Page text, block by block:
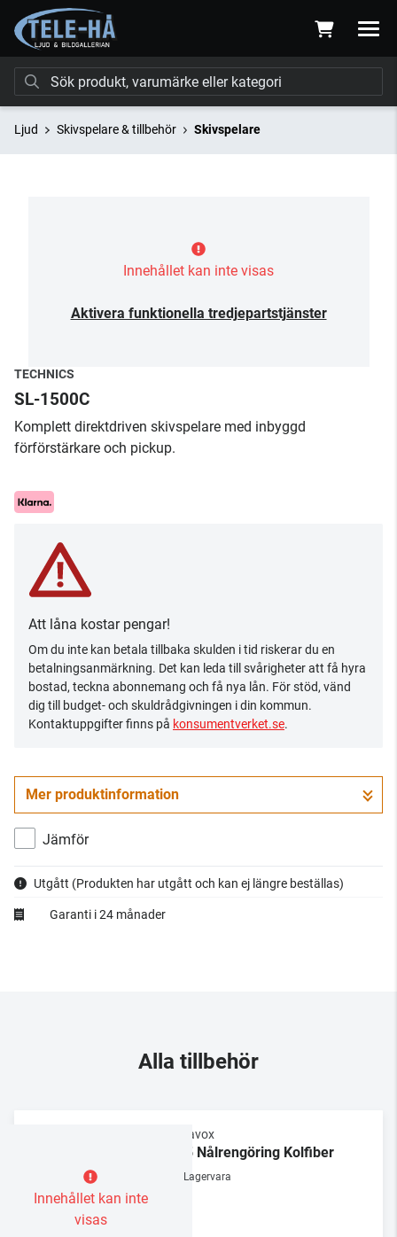
Ljud Skivspelare & tillbehör Skivspelare
Innehållet kan inte visas
Aktivera funktionella tredjepartstjänster
TECHNICS
SL-1500C
Komplett direktdriven skivspelare med inbyggd
förförstärkare och pickup.
Att låna kostar pengar!
Om du inte kan betala tillbaka skulden i tid riskerar du en
betalningsanmärkning. Det kan leda till svårigheter att få hyra
bostad, teckna abonnemang och få nya lån. För stöd, vänd
dig till budget- och skuldrådgivningen i din kommun.
Kontaktuppgifter finns på konsumentverket.se.
Mer produktinformation
Jämför
Utgått (Produkten har utgått och kan ej längre beställas)
Garanti i 24 månader
Alla tillbehör
Innehållet kan inte
visas
Dynavox
NC5 Nålrengöring Kolfiber
Lagervara